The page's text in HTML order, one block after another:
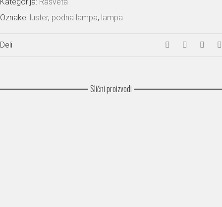
Oznake: luster, podna lampa, lampa
Deli
Slični proizvodi